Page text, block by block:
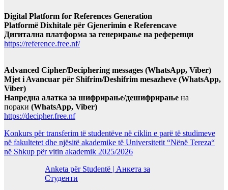
Digital Platform for References Generation
Platformë Dixhitale për Gjenerimin e Referencave
Дигитална платформа за генерирање на референци
https://reference.free.nf/
Advanced Cipher/Deciphering messages (WhatsApp, Viber)
Mjet i Avancuar për Shifrim/Deshifrim mesazheve (WhatsApp,
Viber)
Напредна алатка за шифрирање/дешифрирање на
пораки (WhatsApp, Viber)
https://decipher.free.nf
Konkurs për transferim të studentëve në ciklin e parë të studimeve
në fakultetet dhe njësitë akademike të Universitetit “Nënë Tereza“
në Shkup për vitin akademik 2025/2026
Anketa për Studentë | Анкета за
Студенти